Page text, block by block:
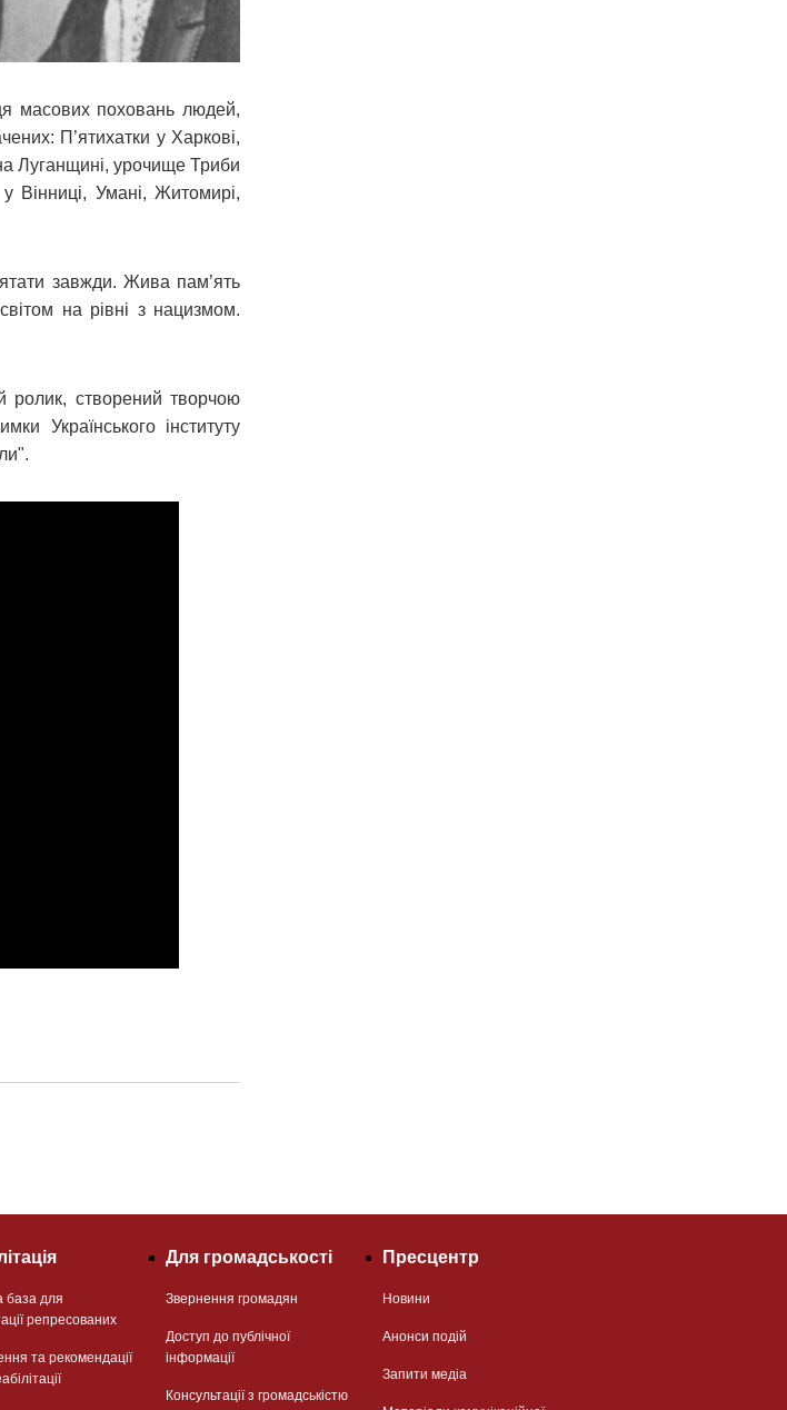
масових поховань людей,
П’ятихатки у Харкові,
Луганщині, урочище Триби
Вінниці, Умані, Житомирі,
завжди. Жива пам’ять
на рівні з нацизмом.
ролик, створений творчою
Українського інституту
база для
репресованих
та рекомендації
Для громадськості
Звернення громадян
Доступ до публічної
інформації
Консультації з громадськістю
Пресцентр
Новини
Анонси подій
Запити медіа